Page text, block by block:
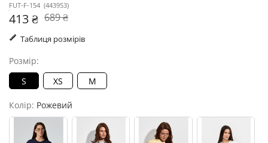
FUT-F-154 (443953)
413 ₴ 689 ₴
Таблиця розмірів
Розмір:
S
XS M
Колір: Рожевий